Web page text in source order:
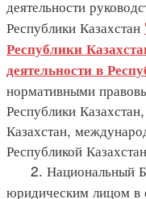
деятельности
Республики Казахстан
Республики
деятельности в
нормативными
Республики
Казахстан,
Республикой
2. Национальный
юридическим лицом в